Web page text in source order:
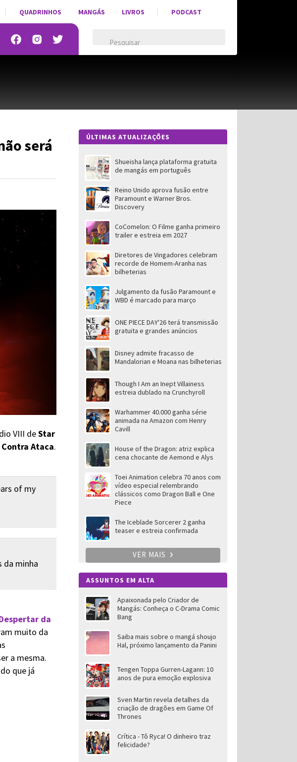
QUADRINHOS MANGÁS LIVROS PODCAST
será
VIII deStar
Ataca.
of my
da minha
da
muito da
a mesma.
que já
ÚLTIMAS ATUALIZAÇÕES
Shueisha lança plataforma gratuita
de mangás em português
Reino Unido aprova fusão entre
Paramount e Warner Bros.
Discovery
CoComelon: O Filme ganha primeiro
trailer e estreia em 2027
Diretores de Vingadores celebram
recorde de Homem-Aranha nas
bilheterias
Julgamento da fusão Paramount e
WBD é marcado para março
ONE PIECE DAY'26 terá transmissão
gratuita e grandes anúncios
Disney admite fracasso de
Mandalorian e Moana nas bilheterias
Though I Am an Inept Villainess
estreia dublado na Crunchyroll
Warhammer 40.000 ganha série
animada na Amazon com Henry
Cavill
House of the Dragon: atriz explica
cena chocante de Aemond e Alys
Toei Animation celebra 70 anos com
vídeo especial relembrando
clássicos como Dragon Ball e One
Piece
The Iceblade Sorcerer 2 ganha
teaser e estreia confirmada
VER MAIS
ASSUNTOS EM ALTA
Apaixonada pelo Criador de
Mangás: Conheça o C-Drama Comic
Bang
Saiba mais sobre o mangá shoujo
Hal, próximo lançamento da Panini
Tengen Toppa Gurren-Lagann: 10
anos de pura emoção explosiva
Sven Martin revela detalhes da
criação de dragões em Game Of
Thrones
Crítica - Tô Ryca! O dinheiro traz
felicidade?